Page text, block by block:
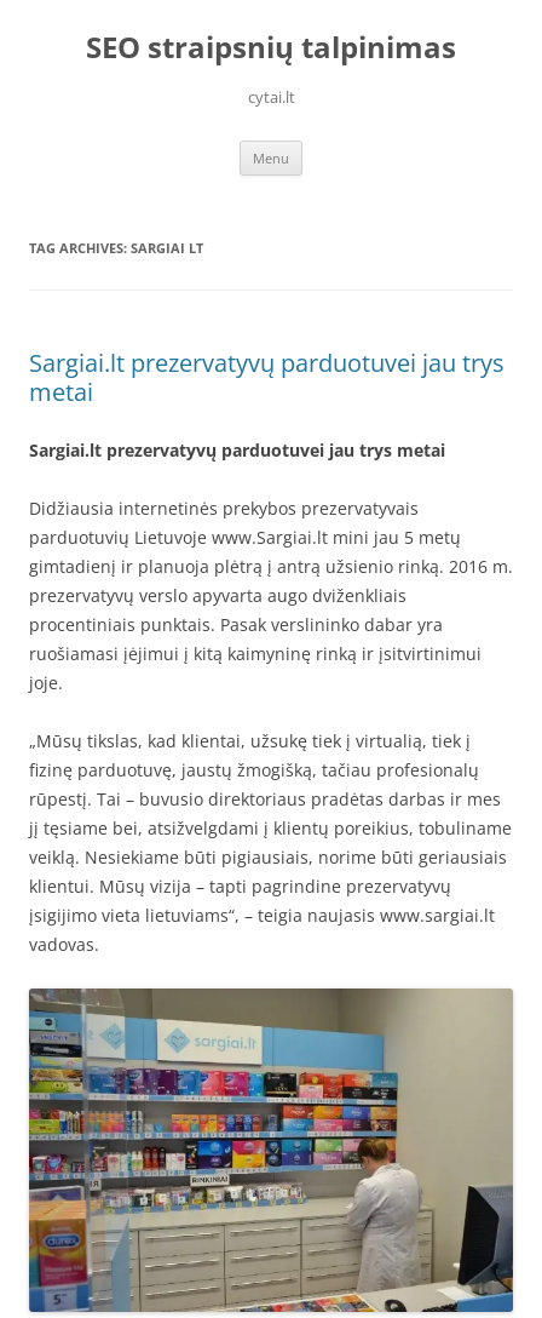
contentSEO straipsnių talpinimas
cytai.lt
Menu
TAG ARCHIVES: SARGIAI LT
Sargiai.lt prezervatyvų parduotuvei jau trys
metai
Sargiai.lt prezervatyvų parduotuvei jau trys metai
Didžiausia internetinės prekybos prezervatyvais
parduotuvių Lietuvoje www.Sargiai.lt mini jau 5 metų
gimtadienį ir planuoja plėtrą į antrą užsienio rinką. 2016 m.
prezervatyvų verslo apyvarta augo dviženkliais
procentiniais punktais. Pasak verslininko dabar yra
ruošiamasi įėjimui į kitą kaimyninę rinką ir įsitvirtinimui
joje.
„Mūsų tikslas, kad klientai, užsukę tiek į virtualią, tiek į
fizinę parduotuvę, jaustų žmogišką, tačiau profesionalų
rūpestį. Tai – buvusio direktoriaus pradėtas darbas ir mes
jį tęsiame bei, atsižvelgdami į klientų poreikius, tobuliname
veiklą. Nesiekiame būti pigiausiais, norime būti geriausiais
klientui. Mūsų vizija – tapti pagrindine prezervatyvų
įsigijimo vieta lietuviams“, – teigia naujasis www.sargiai.lt
vadovas.